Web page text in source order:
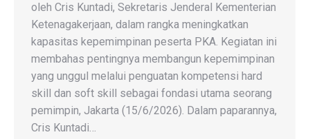
oleh Cris Kuntadi, Sekretaris Jenderal Kementerian
Ketenagakerjaan, dalam rangka meningkatkan
kapasitas kepemimpinan peserta PKA. Kegiatan ini
membahas pentingnya membangun kepemimpinan
yang unggul melalui penguatan kompetensi hard
skill dan soft skill sebagai fondasi utama seorang
pemimpin, Jakarta (15/6/2026). Dalam paparannya,
Cris Kuntadi…